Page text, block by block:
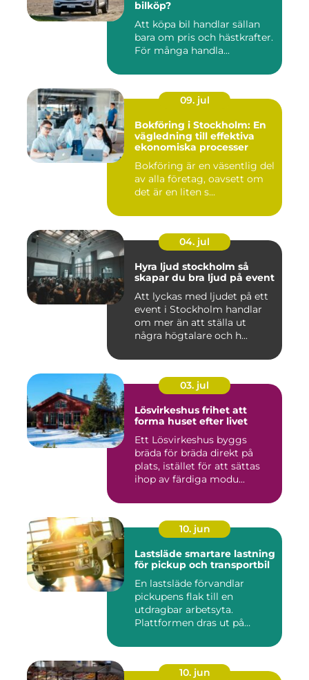
bilköp?
Att köpa bil handlar sällan
bara om pris och hästkrafter.
För många handla...
09. jul
Bokföring i Stockholm: En
vägledning till effektiva
ekonomiska processer
Bokföring är en väsentlig del
av alla företag, oavsett om
det är en liten s...
04. jul
Hyra ljud stockholm så
skapar du bra ljud på event
Att lyckas med ljudet på ett
event i Stockholm handlar
om mer än att ställa ut
några högtalare och h...
03. jul
Lösvirkeshus frihet att
forma huset efter livet
Ett Lösvirkeshus byggs
bräda för bräda direkt på
plats, istället för att sättas
ihop av färdiga modu...
10. jun
Lastsläde smartare lastning
för pickup och transportbil
En lastsläde förvandlar
pickupens flak till en
utdragbar arbetsyta.
Plattformen dras ut på
10. jun